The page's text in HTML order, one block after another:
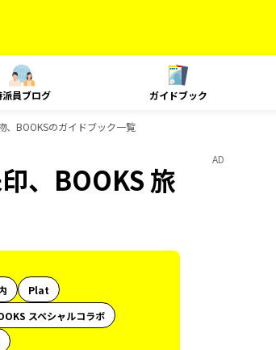
派員ブログ ガイドブック
、BOOKSのガイドブック一覧
、BOOKS 旅
Plat
スペシャルコラボ
AD